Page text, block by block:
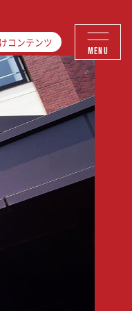
コンテンツ
MENU